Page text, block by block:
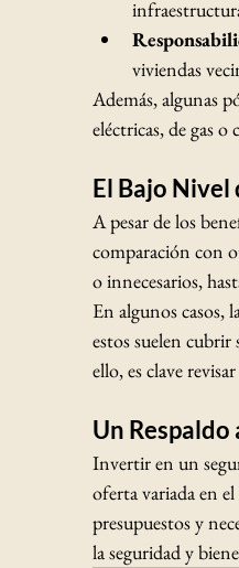
viviendas
Además, algunas
eléctricas, de gas o
El Bajo
A pesar de los
comparación con
o innecesarios,
En algunos casos,
estos suelen
ello, es clave
Un
Invertir en un
oferta variada en
presupuestos y
la seguridad y